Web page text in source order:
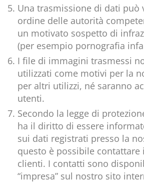
Una trasmissione di dati può
ordine delle autorità
un motivato sospetto di
(per esempio pornografia
I file di immagini trasmessi
utilizzati come motivi per la
per altri utilizzi, né saranno
utenti.
Secondo la legge di
ha il diritto di essere
sui dati registrati presso la
questo è possibile contattare
clienti. I contatti sono
“impresa” sul nostro sito